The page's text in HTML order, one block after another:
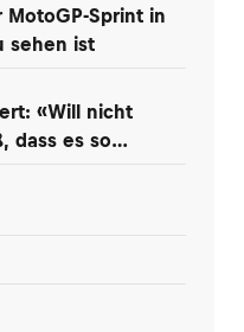
MotoGP-Sprint in
sehen ist
«Will nicht
dass es so